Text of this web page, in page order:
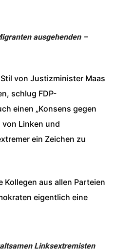
ausgehenden –
von Justizminister Maas
schlug FDP-
einen „Konsens gegen
von Linken und
ein Zeichen zu
aus allen Parteien
eigentlich eine
Linksextremisten